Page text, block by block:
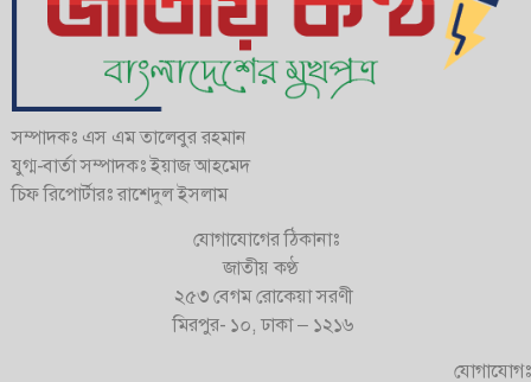
সম্পাদকঃ এস এম তালেবুর রহমান
যুগ্ম-বার্তা সম্পাদকঃ ইয়াজ আহমেদ
চিফ রিপোর্টারঃ রাশেদুল ইসলাম
যোগাযোগের ঠিকানাঃ
জাতীয় কণ্ঠ
২৫৩ বেগম রোকেয়া সরণী
মিরপুর- ১০, ঢাকা – ১২১৬
যোগাযোগঃ